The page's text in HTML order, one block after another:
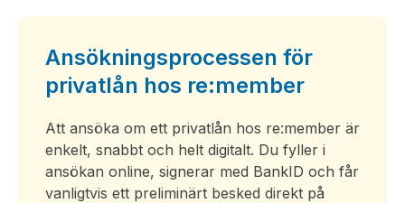
Ansökningsprocessen för
privatlån hos re:member
Att ansöka om ett privatlån hos re:member är
enkelt, snabbt och helt digitalt. Du fyller i
ansökan online, signerar med BankID och får
vanligtvis ett preliminärt besked direkt på